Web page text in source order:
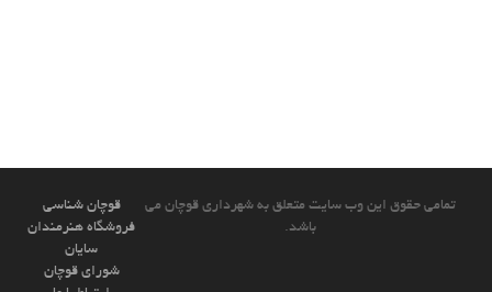
قوچان شناسی
فروشگاه هنرمندان
سایان
شورای قوچان
تمامی حقوق این وب سایت متعلق به شهرداری قوچان می
باشد.